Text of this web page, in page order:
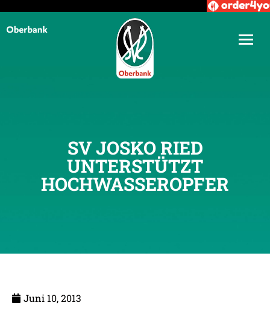
SV JOSKO RIED
UNTERSTÜTZT
HOCHWASSEROPFER
Juni 10, 2013